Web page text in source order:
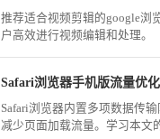
推荐适合视频剪辑的google浏
户高效进行视频编辑和处理。
Safari浏览器内置多项数据传
减少页面加载流量。学习本文